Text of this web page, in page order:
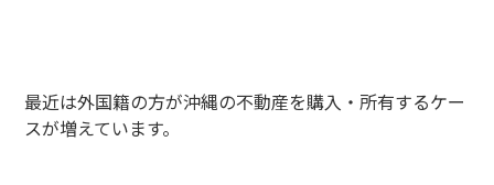
最近は外国籍の方が沖縄の不動産を購入・所有するケー
スが増えています。